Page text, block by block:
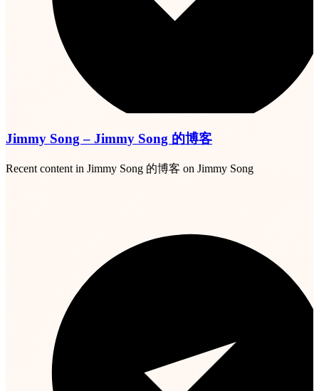
Jimmy Song – Jimmy Song 的博客
Recent content in Jimmy Song 的博客 on Jimmy Song